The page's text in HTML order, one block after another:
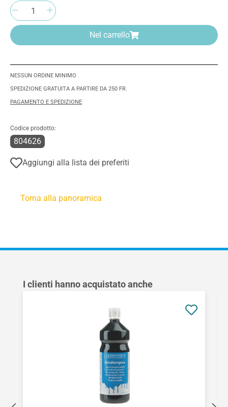
Quantità del prodotto: inserisci la quantità
Nel carrello
NESSUN ORDINE MINIMO
SPEDIZIONE GRATUITA A PARTIRE DA 250 FR.
PAGAMENTO E SPEDIZIONE
Codice prodotto:
804626
Aggiungi alla lista dei preferiti
Torna alla panoramica
Salta la galleria dei prodotti
I clienti hanno acquistato anche